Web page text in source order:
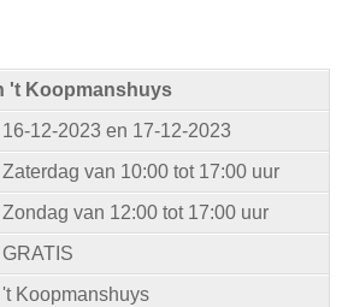
't Koopmanshuys
16-12-2023 en 17-12-2023
Zaterdag van 10:00 tot 17:00 uur
Zondag van 12:00 tot 17:00 uur
GRATIS
't Koopmanshuys